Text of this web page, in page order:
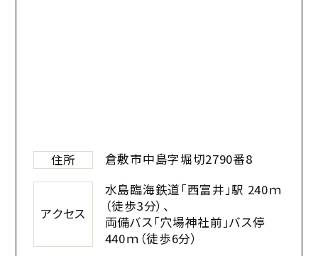
住所 倉敷市中島字堀切2790番8
アクセス
水島臨海鉄道「西富井」駅 240ｍ
（徒歩3分）、
両備バス「穴場神社前」バス停
440ｍ（徒歩6分）